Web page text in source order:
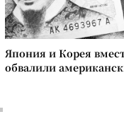
Япония и Корея
обвалили